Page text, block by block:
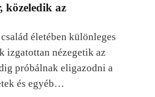
közeledik az
életében különleges
izgatottan nézegetik az
próbálnak eligazodni a
és egyéb…